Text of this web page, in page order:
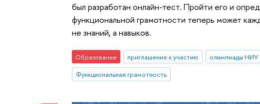
был разработан онлайн-тест. Пройти его и
функциональной грамотности теперь может
не знаний, а навыков.
Образование приглашение к участию олимпиады
Функциональная грамотность